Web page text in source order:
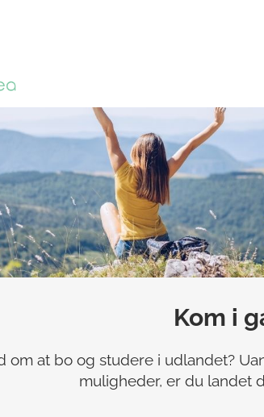
Kom i
om at bo og studere i udlandet?
muligheder, er du landet